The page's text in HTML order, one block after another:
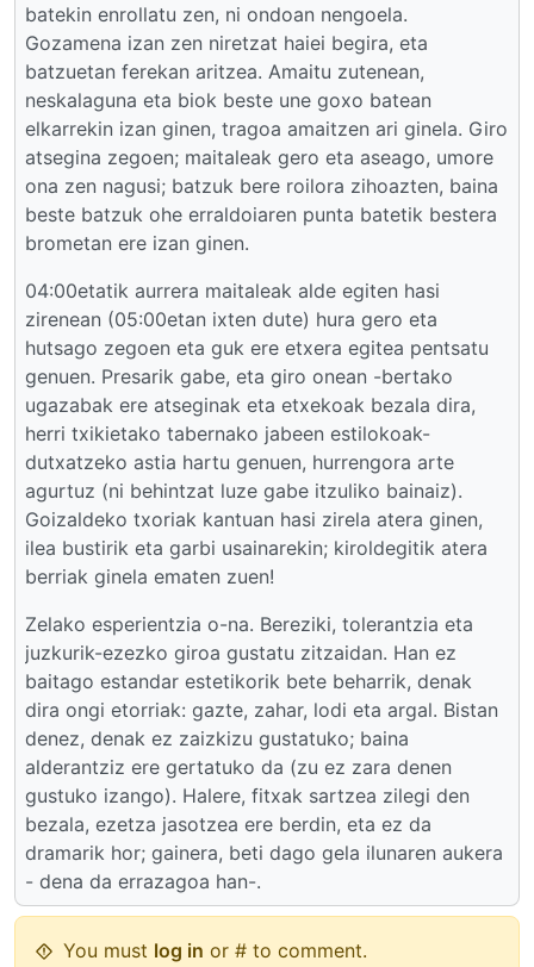
batekin enrollatu zen, ni ondoan nengoela.
Gozamena izan zen niretzat haiei begira, eta
batzuetan ferekan aritzea. Amaitu zutenean,
neskalaguna eta biok beste une goxo batean
elkarrekin izan ginen, tragoa amaitzen ari ginela. Giro
atsegina zegoen; maitaleak gero eta aseago, umore
ona zen nagusi; batzuk bere roilora zihoazten, baina
beste batzuk ohe erraldoiaren punta batetik bestera
brometan ere izan ginen.
04:00etatik aurrera maitaleak alde egiten hasi
zirenean (05:00etan ixten dute) hura gero eta
hutsago zegoen eta guk ere etxera egitea pentsatu
genuen. Presarik gabe, eta giro onean -bertako
ugazabak ere atseginak eta etxekoak bezala dira,
herri txikietako tabernako jabeen estilokoak-
dutxatzeko astia hartu genuen, hurrengora arte
agurtuz (ni behintzat luze gabe itzuliko bainaiz).
Goizaldeko txoriak kantuan hasi zirela atera ginen,
ilea bustirik eta garbi usainarekin; kiroldegitik atera
berriak ginela ematen zuen!
Zelako esperientzia o-na. Bereziki, tolerantzia eta
juzkurik-ezezko giroa gustatu zitzaidan. Han ez
baitago estandar estetikorik bete beharrik, denak
dira ongi etorriak: gazte, zahar, lodi eta argal. Bistan
denez, denak ez zaizkizu gustatuko; baina
alderantziz ere gertatuko da (zu ez zara denen
gustuko izango). Halere, fitxak sartzea zilegi den
bezala, ezetza jasotzea ere berdin, eta ez da
dramarik hor; gainera, beti dago gela ilunaren aukera
- dena da errazagoa han-.
You must log in or # to comment.